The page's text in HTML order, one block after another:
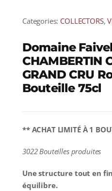
Categories: COLLECTORS,
Domaine
CHAMBERTIN
GRAND CRU
Bouteille 75cl
** ACHAT LIMITÉ À 1
3022 Bouteilles produites
Une structure tout en
équilibre.